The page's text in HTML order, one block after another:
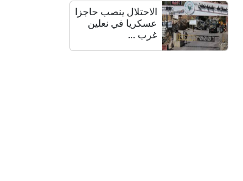
الاحتلال ينصب حاجزا
عسكريا في نعلين
غرب ...